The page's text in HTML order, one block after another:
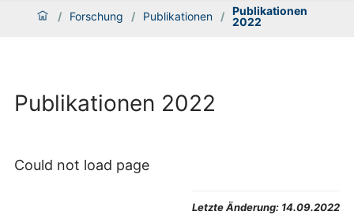
/ Forschung / Publikationen / Publikationen
2022
Publikationen 2022
Could not load page
Letzte Änderung: 14.09.2022